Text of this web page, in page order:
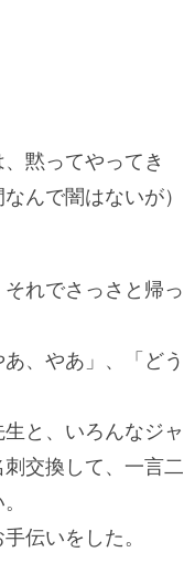
黙ってやってき
んで闇はないが）
れでさっさと帰っ
、やあ」、「どう
と、いろんなジャ
交換して、一言二
伝いをした。